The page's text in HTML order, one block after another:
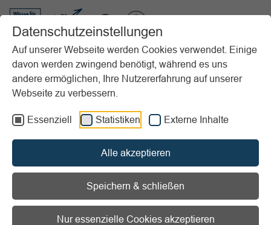
Datenschutzeinstellungen
Auf unserer Webseite werden Cookies verwendet. Einige
davon werden zwingend benötigt, während es uns
andere ermöglichen, Ihre Nutzererfahrung auf unserer
Webseite zu verbessern.
Essenziell Statistiken Externe Inhalte
Alle akzeptieren
Speichern & schließen
Nur essenzielle Cookies akzeptieren
Startseite Vereinsmanagement
Digitalisierung
Unser Sportverein wird digital
Vorlesen
Informationen zum Readspeaker öffnen
Unser Sportverein wird
digital